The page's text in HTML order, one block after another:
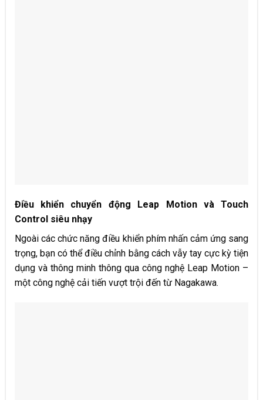
Điều khiển chuyển động Leap Motion và Touch
Control siêu nhạy
Ngoài các chức năng điều khiển phím nhấn cảm ứng sang
trọng, bạn có thể điều chỉnh bằng cách vẫy tay cực kỳ tiện
dụng và thông minh thông qua công nghệ Leap Motion –
một công nghệ cải tiến vượt trội đến từ Nagakawa.